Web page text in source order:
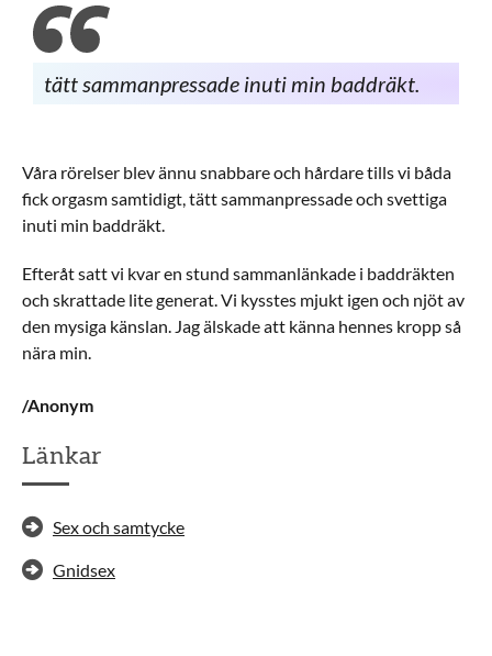
tätt sammanpressade inuti min baddräkt.
Våra rörelser blev ännu snabbare och hårdare tills vi båda
fick orgasm samtidigt, tätt sammanpressade och svettiga
inuti min baddräkt.
Efteråt satt vi kvar en stund sammanlänkade i baddräkten
och skrattade lite generat. Vi kysstes mjukt igen och njöt av
den mysiga känslan. Jag älskade att känna hennes kropp så
nära min.
/Anonym
Länkar
Sex och samtycke
Gnidsex